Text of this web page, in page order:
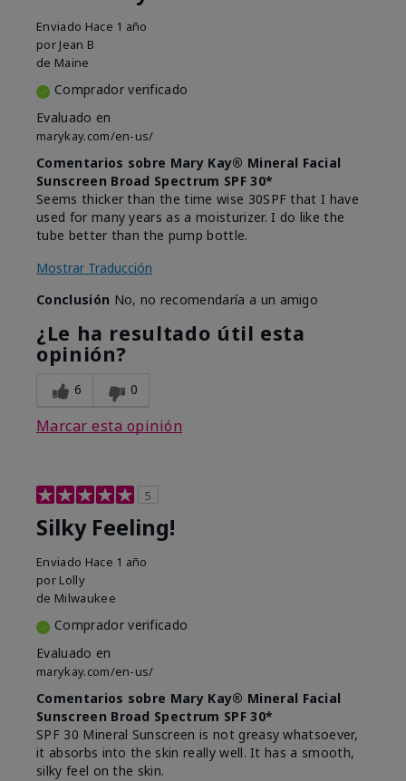
Enviado Hace 1 año
por Jean B
de Maine
Comprador verificado
Evaluado en
marykay.com/en-us/
Comentarios sobre Mary Kay® Mineral Facial
Sunscreen Broad Spectrum SPF 30*
Seems thicker than the time wise 30SPF that I have
used for many years as a moisturizer. I do like the
tube better than the pump bottle.
Mostrar Traducción
Conclusión No, no recomendaría a un amigo
¿Le ha resultado útil esta
opinión?
6 0
Marcar esta opinión
5
Silky Feeling!
Enviado Hace 1 año
por Lolly
de Milwaukee
Comprador verificado
Evaluado en
marykay.com/en-us/
Comentarios sobre Mary Kay® Mineral Facial
Sunscreen Broad Spectrum SPF 30*
SPF 30 Mineral Sunscreen is not greasy whatsoever,
it absorbs into the skin really well. It has a smooth,
silky feel on the skin.